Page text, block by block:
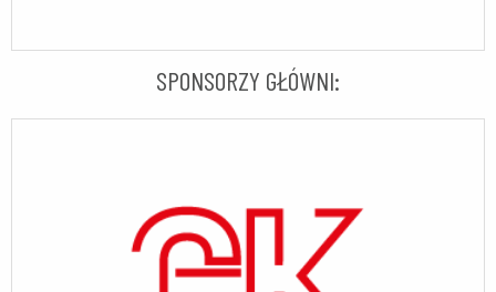
SPONSORZY GŁÓWNI: